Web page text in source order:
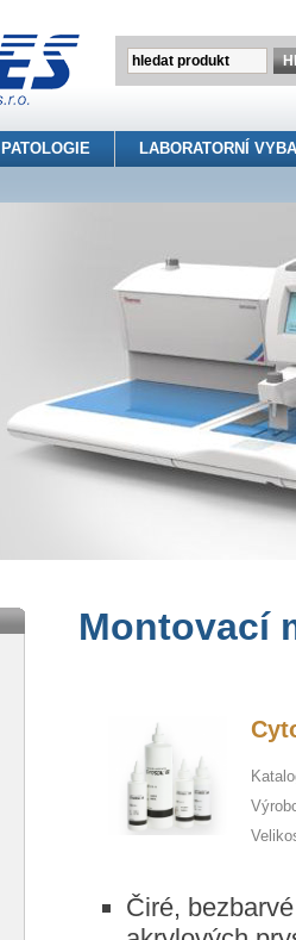
PATOLOGIE LABORATORNÍ
Montovací
Čiré,